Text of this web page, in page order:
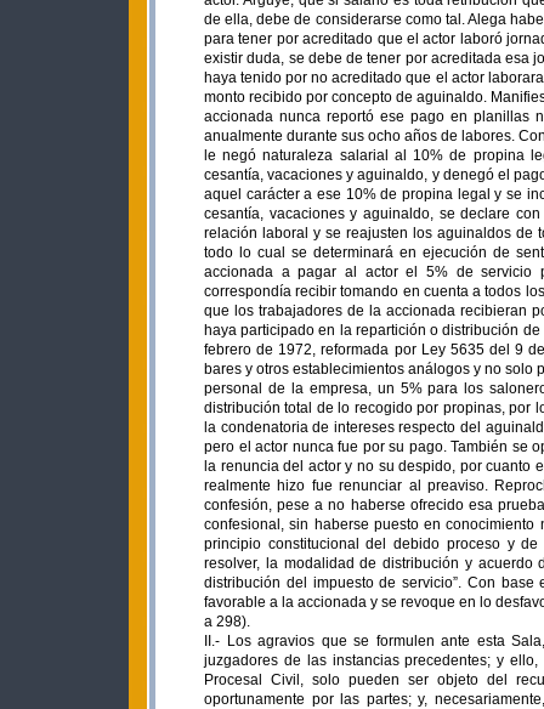
II.- Los agravios que se formulen ante esta
juzgadores de las instancias precedentes; y
Procesal Civil, solo pueden ser objeto del
oportunamente por las partes; y,